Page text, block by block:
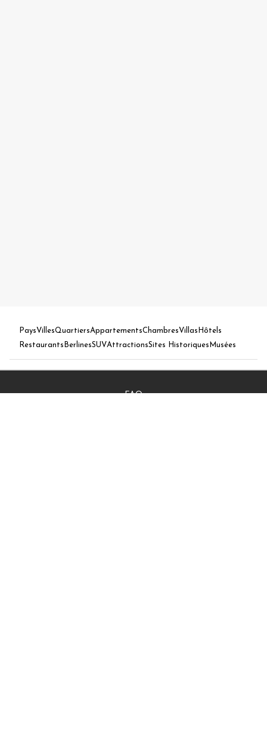
PaysVillesQuartiersAppartementsChambresVillas Hôtels
Restaurants BerlinesSUVAttractionsSites Historiques Musées
FAQ